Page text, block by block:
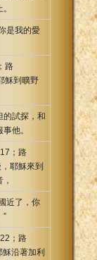
是我的愛
路
穌到曠野
的試探，和
他。
；路
耶穌來到
近了，你
”
；路
沿著加利